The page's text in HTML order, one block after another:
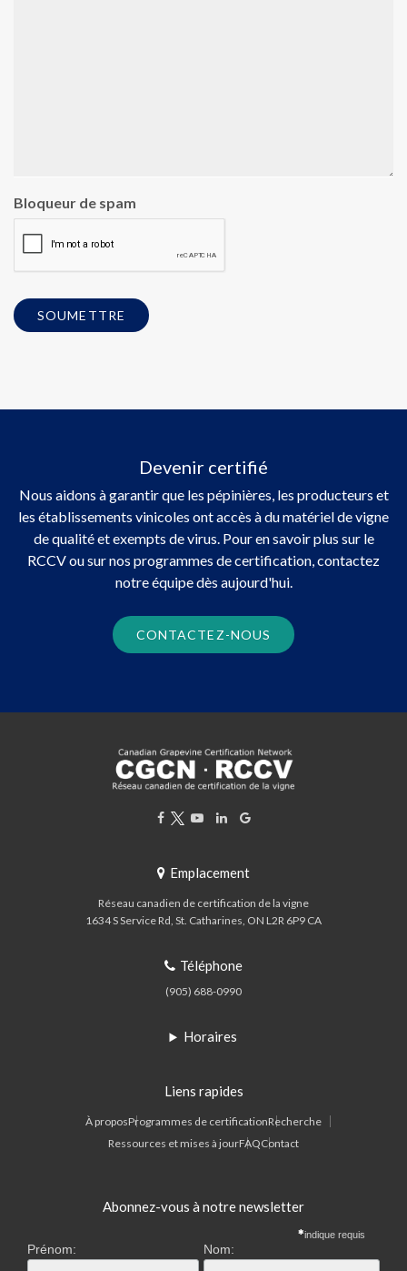
Bloqueur de spam
Devenir certifié
Nous aidons à garantir que les pépinières, les producteurs et
les établissements vinicoles ont accès à du matériel de vigne
de qualité et exempts de virus. Pour en savoir plus sur le
RCCV ou sur nos programmes de certification, contactez
notre équipe dès aujourd'hui.
CONTACTEZ-NOUS
Emplacement
Réseau canadien de certification de la vigne
1634 S Service Rd St. Catharines ON L2R 6P9 CA
Téléphone
(905) 688-0990
Horaires
Liens rapides
À proposProgrammes de certificationRecherche
Ressources et mises à jourFAQContact
Abonnez-vous à notre newsletter
indique requis
Prénom: Nom: